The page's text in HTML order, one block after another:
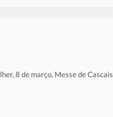
8 de março, Messe de Cascais